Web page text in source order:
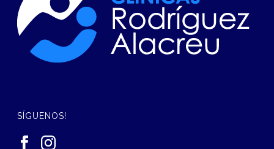
SÍGUENOS!